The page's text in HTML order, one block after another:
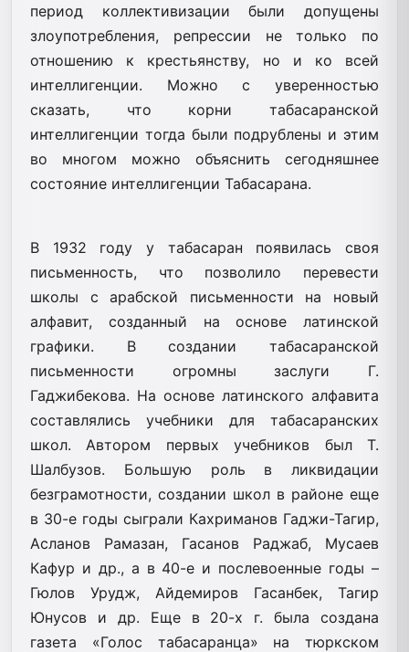
период коллективизации были допущены
злоупотребления, репрессии не только по
отношению к крестьянству, но и ко всей
интеллигенции. Можно с уверенностью
сказать, что корни табасаранской
интеллигенции тогда были подрублены и этим
во многом можно объяснить сегодняшнее
состояние интеллигенции Табасарана.
В 1932 году у табасаран появилась своя
письменность, что позволило перевести
школы с арабской письменности на новый
алфавит, созданный на основе латинской
графики. В создании табасаранской
письменности огромны заслуги Г.
Гаджибекова. На основе латинского алфавита
составлялись учебники для табасаранских
школ. Автором первых учебников был Т.
Шалбузов. Большую роль в ликвидации
безграмотности, создании школ в районе еще
в 30-е годы сыграли Кахриманов Гаджи-Тагир,
Асланов Рамазан, Гасанов Раджаб, Мусаев
Кафур и др., а в 40-е и послевоенные годы –
Гюлов Урудж, Айдемиров Гасанбек, Тагир
Юнусов и др. Еще в 20-х г. была создана
газета «Голос табасаранца» на тюркском